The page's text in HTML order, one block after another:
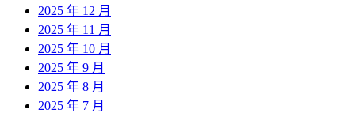
2025 年 12 月
2025 年 11 月
2025 年 10 月
2025 年 9 月
2025 年 8 月
2025 年 7 月